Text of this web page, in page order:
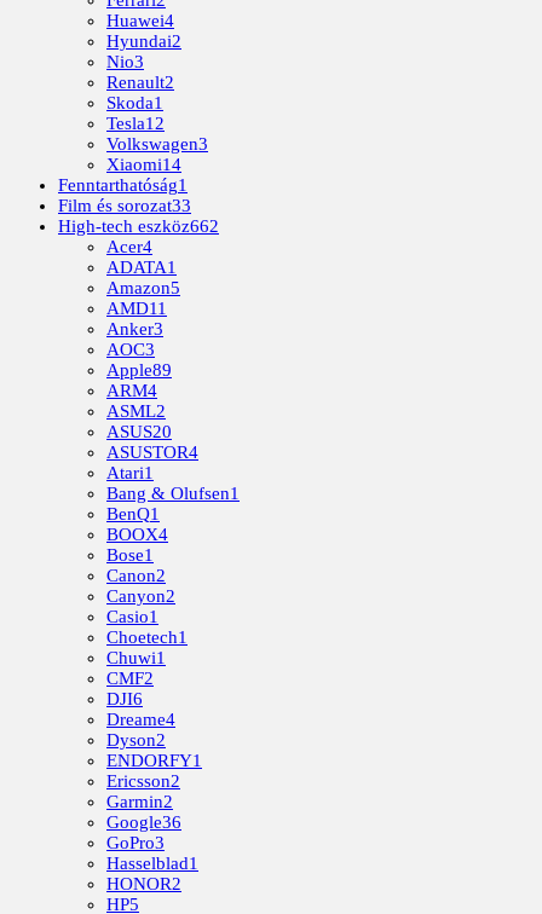
Huawei4
Hyundai2
Nio3
Renault2
Skoda1
Tesla12
Volkswagen3
Xiaomi14
Fenntarthatóság1
Film és sorozat33
High-tech eszköz662
Acer4
ADATA1
Amazon5
AMD11
Anker3
AOC3
Apple89
ARM4
ASML2
ASUS20
ASUSTOR4
Atari1
Bang & Olufsen1
BenQ1
BOOX4
Bose1
Canon2
Canyon2
Casio1
Choetech1
Chuwi1
CMF2
DJI6
Dreame4
Dyson2
ENDORFY1
Ericsson2
Garmin2
Google36
GoPro3
Hasselblad1
HONOR2
HP5